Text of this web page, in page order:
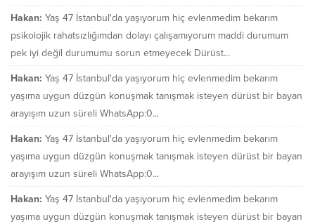
Hakan: Yaş 47 İstanbul'da yaşıyorum hiç evlenmedim bekarım
psikolojik rahatsızlığımdan dolayı çalışamıyorum maddi durumum
pek iyi değil durumumu sorun etmeyecek Dürüst...
Hakan: Yaş 47 İstanbul'da yaşıyorum hiç evlenmedim bekarım
yaşıma uygun düzgün konuşmak tanışmak isteyen dürüst bir bayan
arayışım uzun süreli WhatsApp:0...
Hakan: Yaş 47 İstanbul'da yaşıyorum hiç evlenmedim bekarım
yaşıma uygun düzgün konuşmak tanışmak isteyen dürüst bir bayan
arayışım uzun süreli WhatsApp:0...
Hakan: Yaş 47 İstanbul'da yaşıyorum hiç evlenmedim bekarım
yaşıma uygun düzgün konuşmak tanışmak isteyen dürüst bir bayan